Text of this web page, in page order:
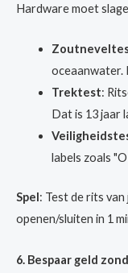
Hardware moet
oceaanwater.
Trektest:
Dat is 13 jaar
labels zoals
Spel: Test de rits van
openen/sluiten in 1
6. Bespaar geld